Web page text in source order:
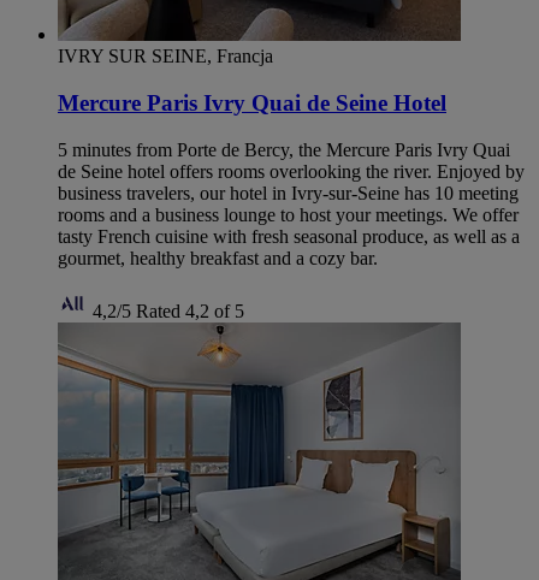
IVRY SUR SEINE, Francja
Mercure Paris Ivry Quai de Seine Hotel
5 minutes from Porte de Bercy, the Mercure Paris Ivry Quai
de Seine hotel offers rooms overlooking the river. Enjoyed by
business travelers, our hotel in Ivry-sur-Seine has 10 meeting
rooms and a business lounge to host your meetings. We offer
tasty French cuisine with fresh seasonal produce, as well as a
gourmet, healthy breakfast and a cozy bar.
4,2/5 Rated 4,2 of 5